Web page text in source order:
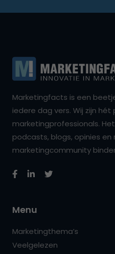
Marketingfacts is een
iedere dag vers. Wij zijn
marketingprofessionals.
podcasts, blogs, opinies en
marketingcommunity
Menu
Marketingthema’s
Veelgelezen